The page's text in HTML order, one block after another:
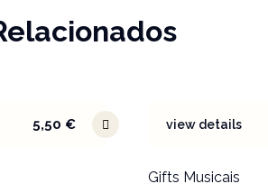
5,50 € view details
Gifts Musicais